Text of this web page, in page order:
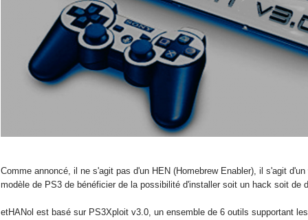
Comme annoncé, il ne s'agit pas d'un HEN (Homebrew Enabler), il s'agit
modèle de PS3 de bénéficier de la possibilité d'installer soit un hack soit
etHANol est basé sur PS3Xploit v3.0, un ensemble de 6 outils supportant